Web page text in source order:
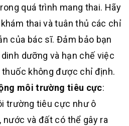
quá trình mang thai. Hãy
thai và tuân thủ các chỉ
của bác sĩ. Đảm bảo bạn
dưỡng và hạn chế việc
không được chỉ định.
môi trường tiêu cực:
trường tiêu cực như ô
nước và đất có thể gây ra